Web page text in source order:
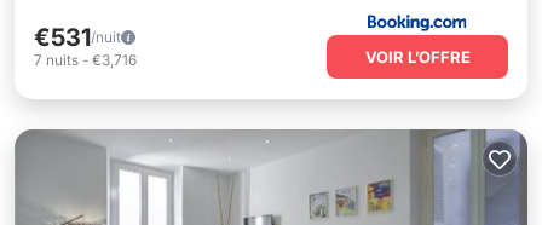
€531/nuit
7 nuits - €3,716 VOIR L’OFFRE